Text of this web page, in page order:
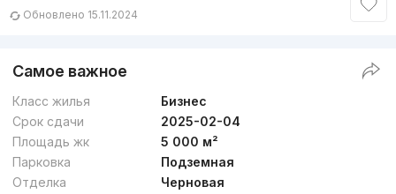
Обновлено 15.11.2024
Самое важное
Класс жилья
Бизнес
Срок сдачи
2025-02-04
Площадь жк
5 000 м²
Парковка
Подземная
Отделка
Черновая